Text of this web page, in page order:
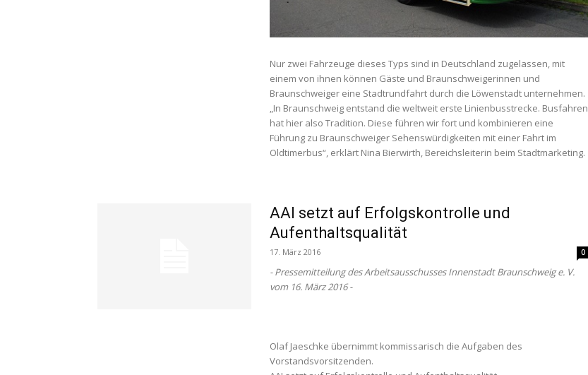
Nur zwei Fahrzeuge dieses Typs sind in Deutschland zugelassen, mit
einem von ihnen können Gäste und Braunschweigerinnen und
Braunschweiger eine Stadtrundfahrt durch die Löwenstadt unternehmen.
„In Braunschweig entstand die weltweit erste Linienbusstrecke. Busfahren
hat hier also Tradition. Diese führen wir fort und kombinieren eine
Führung zu Braunschweiger Sehenswürdigkeiten mit einer Fahrt im
Oldtimerbus“, erklärt Nina Bierwirth, Bereichsleiterin beim Stadtmarketing.
AAI setzt auf Erfolgskontrolle und
Aufenthaltsqualität
17. März 2016 0
- Pressemitteilung des Arbeitsausschusses Innenstadt Braunschweig e. V.
vom 16. März 2016 -
Olaf Jaeschke übernimmt kommissarisch die Aufgaben des
Vorstandsvorsitzenden.